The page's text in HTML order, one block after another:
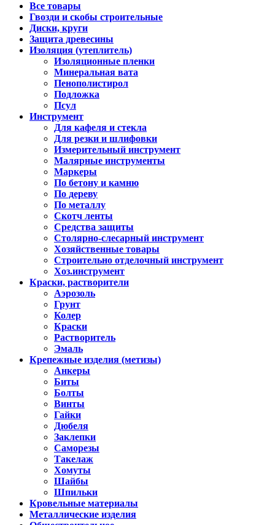
Все товары
Гвозди и скобы строительные
Диски, круги
Защита древесины
Изоляция (утеплитель)
Изоляционные пленки
Минеральная вата
Пенополистирол
Подложка
Псул
Инструмент
Для кафеля и стекла
Для резки и шлифовки
Измерительный инструмент
Малярные инструменты
Маркеры
По бетону и камню
По дереву
По металлу
Скотч ленты
Средства защиты
Столярно-слесарный инструмент
Хозяйственные товары
Строительно отделочный инструмент
Хоз.инструмент
Краски, растворители
Аэрозоль
Грунт
Колер
Краски
Растворитель
Эмаль
Крепежные изделия (метизы)
Анкеры
Биты
Болты
Винты
Гайки
Дюбеля
Заклепки
Саморезы
Такелаж
Хомуты
Шайбы
Шпильки
Кровельные материалы
Металлические изделия